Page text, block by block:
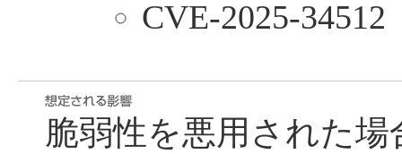
CVE-2025-34512
脆弱性を悪用された